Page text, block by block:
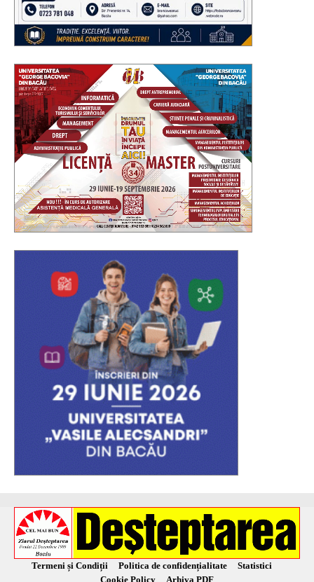
Termeni și Condiții Politica de confidențialitate
Statistici
Cookie Policy
Arhiva PDF